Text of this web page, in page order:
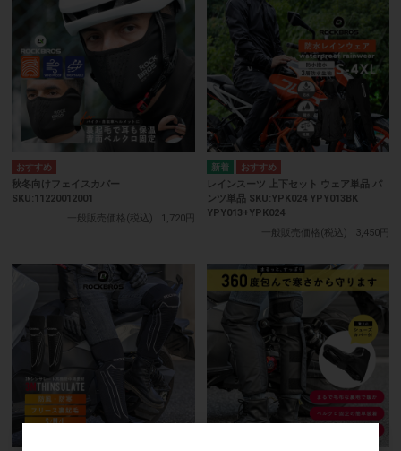
秋冬向けフェイスカバー
SKU:11220012001
一般販売価格(税込)
1,720円
レインスーツ 上下セット ウェア単品 パ
ンツ単品 SKU:YPK024 YPY013BK
YPY013+YPK024
一般販売価格(税込)
3,450円